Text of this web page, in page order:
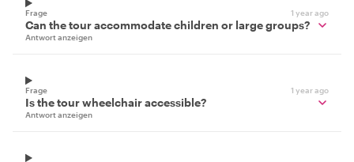
Frage 1 year ago
Can the tour accommodate children or large groups?
Antwort anzeigen
Frage 1 year ago
Is the tour wheelchair accessible?
Antwort anzeigen